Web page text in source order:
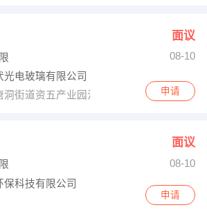
面议
08-10
光电玻璃有限公司
洞街道资五产业园江高路9号
申请
面议
08-10
保科技有限公司
申请